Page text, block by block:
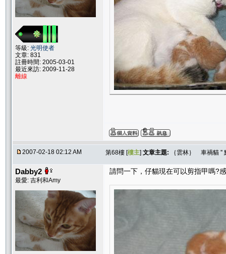
等級: 光明使者
文章: 831
註冊時間: 2005-03-01
最近來訪: 2009-11-28
離線
2007-02-18 02:12 AM 第68樓 [樓主] 文章主題: ｛雲林｝ 車禍貓 ''
Dabby2
最愛: 吉利和Amy
請問一下，仔貓現在可以剪指甲嗎?